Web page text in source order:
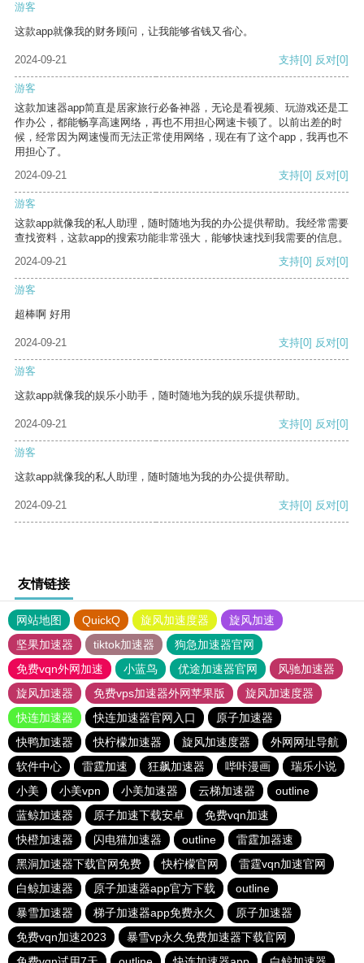
游客
这款app就像我的财务顾问，让我能够省钱又省心。
2024-09-21 支持[0] 反对[0]
游客
这款加速器app简直是居家旅行必备神器，无论是看视频、玩游戏还是工
作办公，都能畅享高速网络，再也不用担心网速卡顿了。以前出差的时
候，经常因为网速慢而无法正常使用网络，现在有了这个app，我再也不
用担心了。
2024-09-21
支持[0] 反对[0]
游客
这款app就像我的私人助理，随时随地为我的办公提供帮助。我经常需要
查找资料，这款app的搜索功能非常强大，能够快速找到我需要的信息。
2024-09-21
支持[0] 反对[0]
游客
超棒啊 好用
2024-09-21 支持[0] 反对[0]
游客
这款app就像我的娱乐小助手，随时随地为我的娱乐提供帮助。
2024-09-21 支持[0] 反对[0]
游客
这款app就像我的私人助理，随时随地为我的办公提供帮助。
2024-09-21 支持[0] 反对[0]
友情链接
网站地图 QuickQ 旋风加速度器
旋风加速
坚果加速器
tiktok加速器
狗急加速器官网
免费vqn外网加速
小蓝鸟 优途加速器官网
风驰加速器
旋风加速器
免费vps加速器外网苹果版
旋风加速度器
快连加速器
快连加速器官网入口
原子加速器
快鸭加速器
快柠檬加速器 旋风加速度器
外网网址导航
软件中心
雷霆加速 狂飙加速器 哔咔漫画
瑞乐小说
小美
小美vpn 小美加速器 云梯加速器
outline
蓝鲸加速器
原子加速下载安卓
免费vqn加速
快橙加速器
闪电猫加速器 outline
雷霆加器速
黑洞加速器下载官网免费
快柠檬官网
雷霆vqn加速官网
白鲸加速器
原子加速器app官方下载
outline
暴雪加速器
梯子加速器app免费永久
原子加速器
免费vqn加速2023
暴雪vp永久免费加速器下载官网